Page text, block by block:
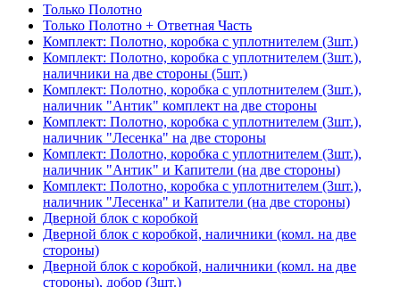
Только Полотно
Только Полотно + Ответная Часть
Комплект: Полотно, коробка с уплотнителем (3шт.)
Комплект: Полотно, коробка с уплотнителем (3шт.),
наличники на две стороны (5шт.)
Комплект: Полотно, коробка с уплотнителем (3шт.),
наличник "Антик" комплект на две стороны
Комплект: Полотно, коробка с уплотнителем (3шт.),
наличник "Лесенка" на две стороны
Комплект: Полотно, коробка с уплотнителем (3шт.),
наличник "Антик" и Капители (на две стороны)
Комплект: Полотно, коробка с уплотнителем (3шт.),
наличник "Лесенка" и Капители (на две стороны)
Дверной блок с коробкой
Дверной блок с коробкой, наличники (комл. на две
стороны)
Дверной блок с коробкой, наличники (комл. на две
стороны), добор (3шт.)